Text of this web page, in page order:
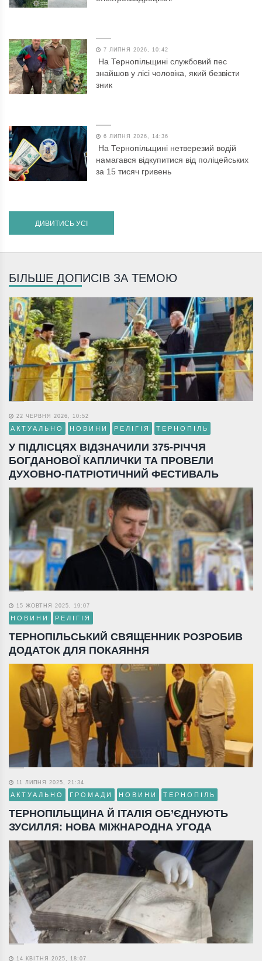
7 ЛИПНЯ 2026, 10:42
На Тернопільщині службовий пес
знайшов у лісі чоловіка, який безвісти
зник
6 ЛИПНЯ 2026, 14:36
На Тернопільщині нетверезий водій
намагався відкупитися від поліцейських
за 15 тисяч гривень
ДИВИТИСЬ УСІ
БІЛЬШЕ ДОПИСІВ ЗА ТЕМОЮ
22 ЧЕРВНЯ 2026, 10:52
АКТУАЛЬНО НОВИНИ РЕЛІГІЯ ТЕРНОПІЛЬ
У ПІДЛІСЦЯХ ВІДЗНАЧИЛИ 375-РІЧЧЯ
БОГДАНОВОЇ КАПЛИЧКИ ТА ПРОВЕЛИ
ДУХОВНО-ПАТРІОТИЧНИЙ ФЕСТИВАЛЬ
15 ЖОВТНЯ 2025, 19:07
НОВИНИ РЕЛІГІЯ
ТЕРНОПІЛЬСЬКИЙ СВЯЩЕННИК РОЗРОБИВ
ДОДАТОК ДЛЯ ПОКАЯННЯ
11 ЛИПНЯ 2025, 21:34
АКТУАЛЬНО ГРОМАДИ НОВИНИ ТЕРНОПІЛЬ
ТЕРНОПІЛЬЩИНА Й ІТАЛІЯ ОБ’ЄДНУЮТЬ
ЗУСИЛЛЯ: НОВА МІЖНАРОДНА УГОДА
14 КВІТНЯ 2025, 18:07